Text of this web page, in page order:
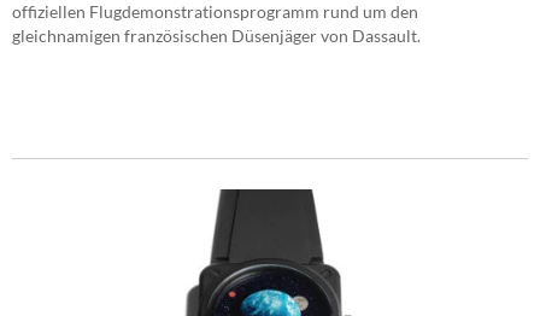
offiziellen Flugdemonstrationsprogramm rund um den
gleichnamigen französischen Düsenjäger von Dassault.